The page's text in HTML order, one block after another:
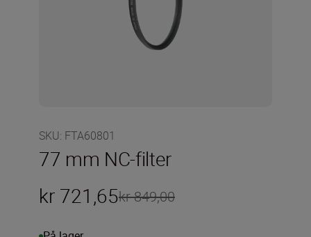
SKU: FTA60801
77 mm NC-filter
kr 721,65kr 849,00